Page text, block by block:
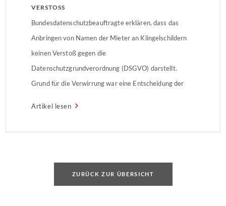
VERSTOSS
Bundesdatenschutzbeauftragte erklären, dass das
Anbringen von Namen der Mieter an Klingelschildern
keinen Verstoß gegen die
Datenschutzgrundverordnung (DSGVO) darstellt.
Grund für die Verwirrung war eine Entscheidung der
seinem Klingelschild, da er darin einen […]
Artikel lesen
ZURÜCK ZUR ÜBERSICHT